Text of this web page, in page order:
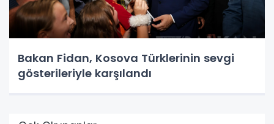
Bakan Fidan, Kosova Türklerinin sevgi
gösterileriyle karşılandı